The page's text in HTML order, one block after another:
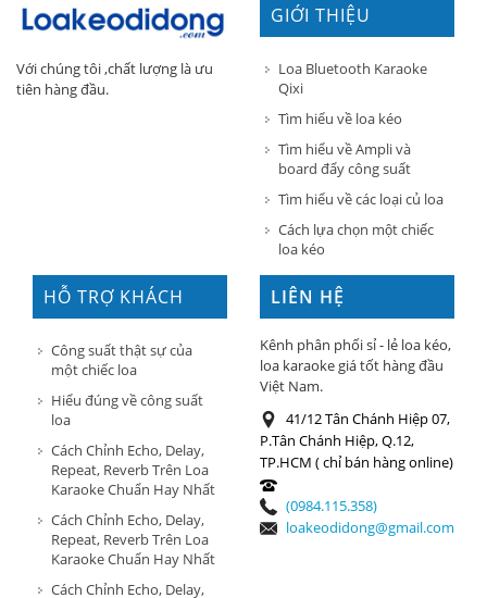
Với chúng tôi ,chất lượng là ưu
tiên hàng đầu.
GIỚI THIỆU
Loa Bluetooth Karaoke
Qixi
Tìm hiểu về loa kéo
Tìm hiểu về Ampli và
board đẩy công suất
Tìm hiểu về các loại củ loa
Cách lựa chọn một chiếc
loa kéo
HỖ TRỢ KHÁCH
HÀNG
Công suất thật sự của
một chiếc loa
Hiểu đúng về công suất
loa
Cách Chỉnh Echo, Delay,
Repeat, Reverb Trên Loa
Karaoke Chuẩn Hay Nhất
Cách Chỉnh Echo, Delay,
Repeat, Reverb Trên Loa
Karaoke Chuẩn Hay Nhất
Cách Chỉnh Echo, Delay,
LIÊN HỆ
Kênh phân phối sỉ - lẻ loa kéo,
loa karaoke giá tốt hàng đầu
Việt Nam.
41/12 Tân Chánh Hiệp 07,
P.Tân Chánh Hiệp, Q.12,
TP.HCM ( chỉ bán hàng online)
(0984.115.358)
loakeodidong@gmail.com